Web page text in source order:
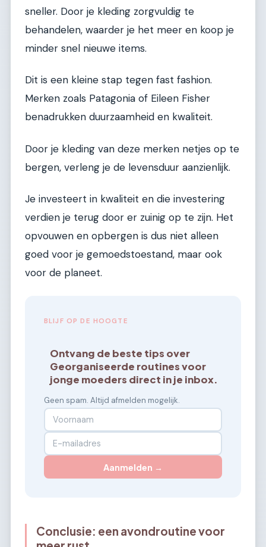
sneller. Door je kleding zorgvuldig te
behandelen, waarder je het meer en koop je
minder snel nieuwe items.
Dit is een kleine stap tegen fast fashion.
Merken zoals Patagonia of Eileen Fisher
benadrukken duurzaamheid en kwaliteit.
Door je kleding van deze merken netjes op te
bergen, verleng je de levensduur aanzienlijk.
Je investeert in kwaliteit en die investering
verdien je terug door er zuinig op te zijn. Het
opvouwen en opbergen is dus niet alleen
goed voor je gemoedstoestand, maar ook
voor de planeet.
BLIJF OP DE HOOGTE
Ontvang de beste tips over
Georganiseerde routines voor
jonge moeders direct in je inbox.
Geen spam. Altijd afmelden mogelijk.
Aanmelden →
Conclusie: een avondroutine voor